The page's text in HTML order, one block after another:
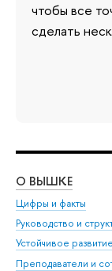
чтобы все
сделать
О ВЫШКЕ
Цифры и факты
Руководство и
Устойчивое
Преподаватели и